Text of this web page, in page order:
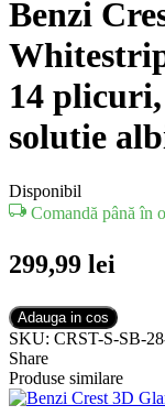
Benzi
14
solutie
Disponibil
Comandă până în
299,99 lei
Adauga in cos
SKU: CRST-S-SB-
Share
Produse similare